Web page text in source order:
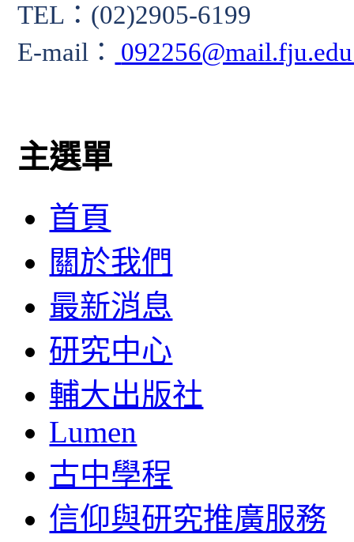
TEL ： (02)2905-6199
E-mail ：
主選單
首頁
關於我們
最新消息
研究中心
輔大出版社
Lumen
古中學程
信仰與研究推廣服務